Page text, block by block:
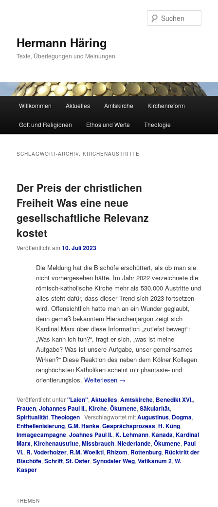
Hermann Häring
Texte, Überlegungen und Meinungen
Willkommen Aktuelles Amtskirche Kirchenreform
Gott und Religionen Ethos und Werte Theologie
SCHLAGWORT-ARCHIV:KIRCHENAUSTRITTE
Der Preis der christlichen
Freiheit Was eine neue
gesellschaftliche Relevanz
kostet
Veröffentlicht am10. Juli 2023
Die Meldung hat die Bischöfe erschüttert, als ob man sie
nicht vorhergesehen hätte. Im Jahr 2022 verzeichnete die
römisch-katholische Kirche mehr als 530.000 Austritte und
alles steht dafür, dass dieser Trend sich 2023 fortsetzen
wird. Offensichtlich hatte man an ein Wunder geglaubt,
denn gemäß bekanntem Hierarchenjargon zeigt sich
Kardinal Marx über diese Information „zutiefst bewegt“:
„Was kann ich tun?“, fragt er sich, „was ist meine
Aufgabe? Was ist unsere Aufgabe, unser gemeinsames
Wirken?“ Diese Reaktion des neben dem Kölner Kollegen
ranghöchsten Katholiken scheint mir phantasie- und
orientierungslos.Weiterlesen →
Veröffentlicht unter"Laien",Aktuelles,Amtskirche, Benedikt XVI.,
Frauen,Johannes Paul II.,Kirche,Ökumene,Säkularität,
Spiritualität,Theologen |Verschlagwortet mitAugustinus, Dogma,
Enthellenisierung,G.M. Hanke,Gesprächsprozess,H. Küng,
Inmagecampagne,Joahnes Paul II.,K. Lehmann,Kanada,Kardinal
Marx,Kirchenaustritte,Missbrauch,Niederlande,Ökumene, Paul
VI., R. Voderholzer, R.M. Woelkti, Rhizom, Rottenburg, Rücktritt der
Bischöfe,Schrift,St. Oster,Synodaler Weg,Vatikanum 2,W.
Kasper
THEMEN